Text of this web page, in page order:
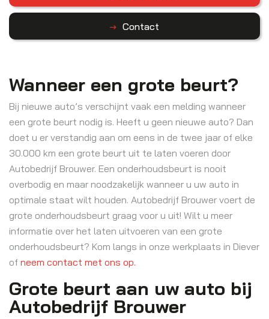
Contact
Wanneer een grote beurt?
Bij nieuwe auto’s verschijnt vaak een melding wanneer
een grote beurt nodig is. Heeft u geen nieuwe auto? Dan
doet u er verstandig aan om eens in de twee jaar of elke
30.000 km een grote beurt uit te laten voeren door
Autobedrijf Brouwer. Een onderhoudsbeurt is nooit
overbodig en maar noodzakelijk wanneer u uw auto in
optimale staat wilt houden. Autobedrijf Brouwer voert de
grote onderhoudsbeurt graag voor u uit! Wilt u meer
informatie over het laten uitvoeren van een grote
onderhoudsbeurt? Kom langs in onze werkplaats in Diever
of neem contact met ons op.
Grote beurt aan uw auto bij
Autobedrijf Brouwer